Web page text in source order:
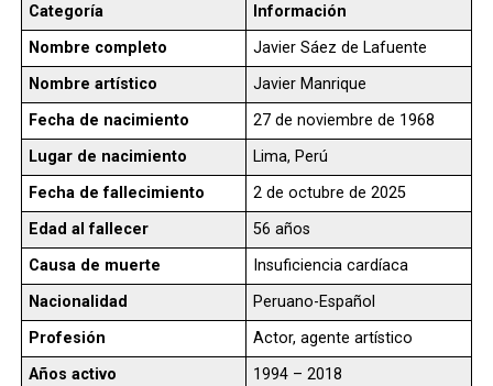
Categoría
Información
Nombre completo
Javier Sáez de Lafuente
Nombre artístico
Javier Manrique
Fecha de nacimiento
27 de noviembre de 1968
Lugar de nacimiento
Lima, Perú
Fecha de fallecimiento
2 de octubre de 2025
Edad al fallecer
56 años
Causa de muerte
Insuficiencia cardíaca
Nacionalidad
Peruano-Español
Profesión
Actor, agente artístico
Años activo
1994 – 2018